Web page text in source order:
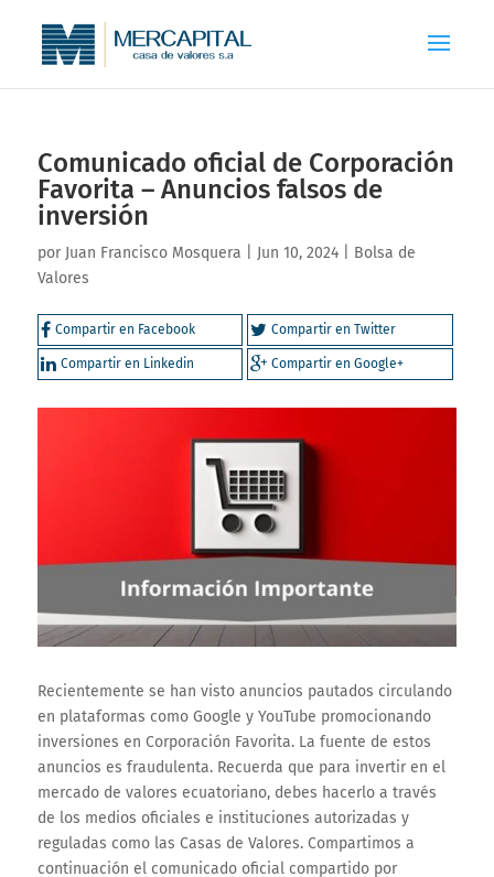
Comunicado oficial de Corporación
Favorita – Anuncios falsos de
inversión
por Juan Francisco Mosquera Jun 10, 2024| Bolsa de
Valores
Compartir en Facebook Compartir en Twitter
Compartir en Linkedin Compartir en Google+
Recientemente se han visto anuncios pautados circulando
en plataformas como Google y YouTube promocionando
inversiones en Corporación Favorita. La fuente de estos
anuncios es fraudulenta. Recuerda que para invertir en el
mercado de valores ecuatoriano, debes hacerlo a través
de los medios oficiales e instituciones autorizadas y
reguladas como las Casas de Valores. Compartimos a
continuación el comunicado oficial compartido por